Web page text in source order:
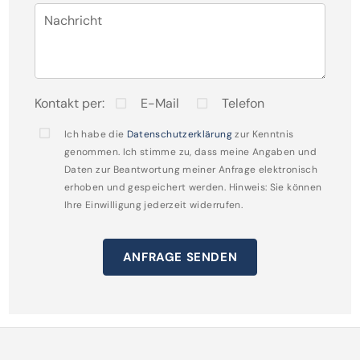
ausgebaute und gedämmte Dachbereich schafft
nach Ihren Wünschen. Das Dachfenster wurde im
Ein besonderes Highlight erwartet Sie im vollständig
unterkellerten Bereich: Waschraum, Werkraum und
hochwertige Sauna sorgt für Erholung nach einem
Das Haus wurde durch die derzeitigen Eigentümer
Nachricht
Kontakt per: E-Mail Telefon
Ich habe die Datenschutzerklärungzur Kenntnis
genommen. Ich stimme zu, dass meine Angaben und
Daten zur Beantwortung meiner Anfrage elektronisch
erhoben und gespeichert werden. Hinweis: Sie können
Ihre Einwilligung jederzeit widerrufen.
ANFRAGE SENDEN